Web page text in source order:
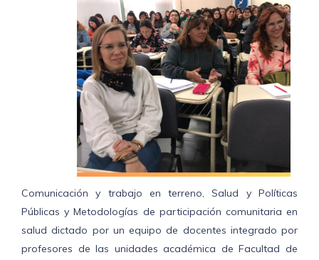
Comunicación y trabajo en terreno, Salud y Políticas
Públicas y Metodologías de participación comunitaria en
salud dictado por un equipo de docentes integrado por
profesores de las unidades académica de Facultad de